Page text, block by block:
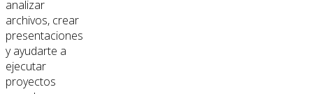
analizar
archivos, crear
presentaciones
y ayudarte a
ejecutar
proyectos